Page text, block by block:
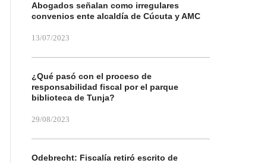
Abogados señalan como irregulares
convenios ente alcaldía de Cúcuta y AMC
13/07/2023
¿Qué pasó con el proceso de
responsabilidad fiscal por el parque
biblioteca de Tunja?
29/08/2023
Odebrecht: Fiscalía retiró escrito de